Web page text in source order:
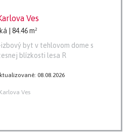
Ves
| 84.46 m²
izbový byt v tehlovom dome s
blízkosti lesa R
08.08.2026
Ves